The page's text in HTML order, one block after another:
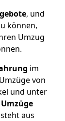
, und
können,
Umzug
im
von
und unter
aus